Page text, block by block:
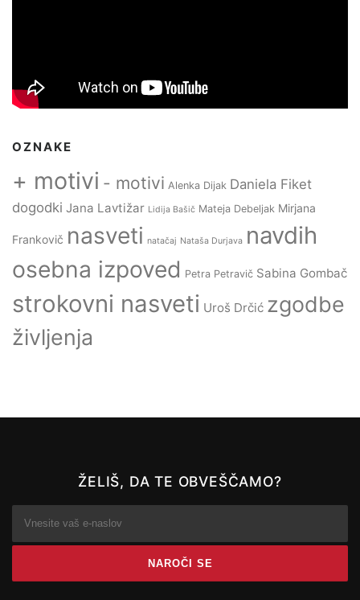
OZNAKE
+ motivi - motivi Alenka Dijak Daniela Fiket
dogodki Jana Lavtižar Lidija Bašič Mateja Debeljak Mirjana
Frankovič nasveti natačaj Nataša Durjava navdih
osebna izpoved Petra Petravič Sabina Gombač
strokovni nasveti Uroš Drčić zgodbe
življenja
ŽELIŠ, DA TE OBVEŠČAMO?